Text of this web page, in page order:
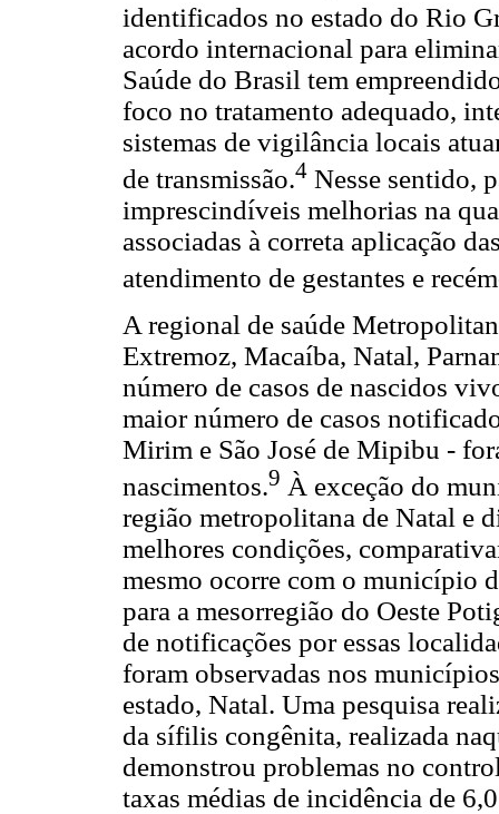
identificados no estado do Rio
acordo internacional para
Saúde do Brasil tem
foco no tratamento adequado,
sistemas de vigilância locais
de transmissão.4 Nesse sentido,
imprescindíveis melhorias na
associadas à correta aplicação
atendimento de gestantes e
A regional de saúde
Extremoz, Macaíba, Natal,
número de casos de nascidos
maior número de casos
Mirim e São José de Mipibu -
nascimentos.9 À exceção do
região metropolitana de Natal e
melhores condições,
mesmo ocorre com o município
para a mesorregião do Oeste
de notificações por essas
foram observadas nos
estado, Natal. Uma pesquisa
da sífilis congênita, realizada
demonstrou problemas no
taxas médias de incidência de